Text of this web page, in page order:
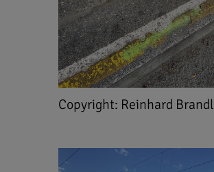
Copyright: Reinhard Brandl